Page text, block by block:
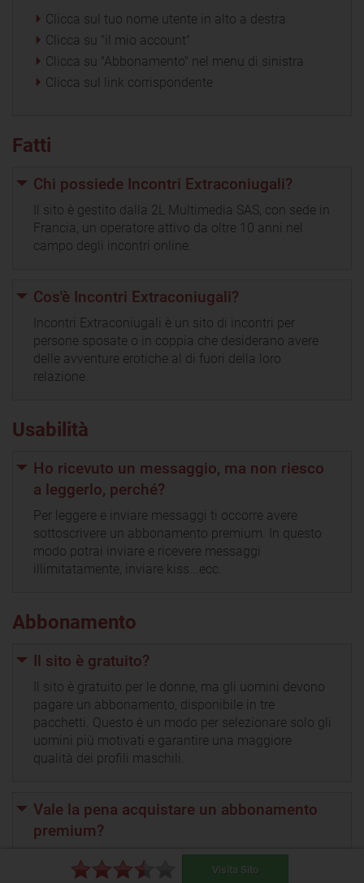
Clicca sul tuo nome utente in alto a destra
Clicca su "il mio account"
Clicca su "Abbonamento" nel menu di sinistra
Clicca sul link corrispondente
Fatti
Chi possiede Incontri Extraconiugali?
Il sito è gestito dalla 2L Multimedia SAS, con sede in
Francia, un operatore attivo da oltre 10 anni nel
campo degli incontri online.
Cos'è Incontri Extraconiugali?
Incontri Extraconiugali è un sito di incontri per
persone sposate o in coppia che desiderano avere
delle avventure erotiche al di fuori della loro
relazione.
Usabilità
Ho ricevuto un messaggio, ma non riesco
a leggerlo, perché?
Per leggere e inviare messaggi ti occorre avere
sottoscrivere un abbonamento premium. In questo
modo potrai inviare e ricevere messaggi
illimitatamente, inviare kiss...ecc.
Abbonamento
Il sito è gratuito?
Il sito è gratuito per le donne, ma gli uomini devono
pagare un abbonamento, disponibile in tre
pacchetti. Questo è un modo per selezionare solo gli
uomini più motivati e garantire una maggiore
qualità dei profili maschili.
Vale la pena acquistare un abbonamento
premium?
Per poter usufruire a pieno di tutte le funzioni del
sito, tra cui l'invio e la lettura dei messaggi,
Visita Sito